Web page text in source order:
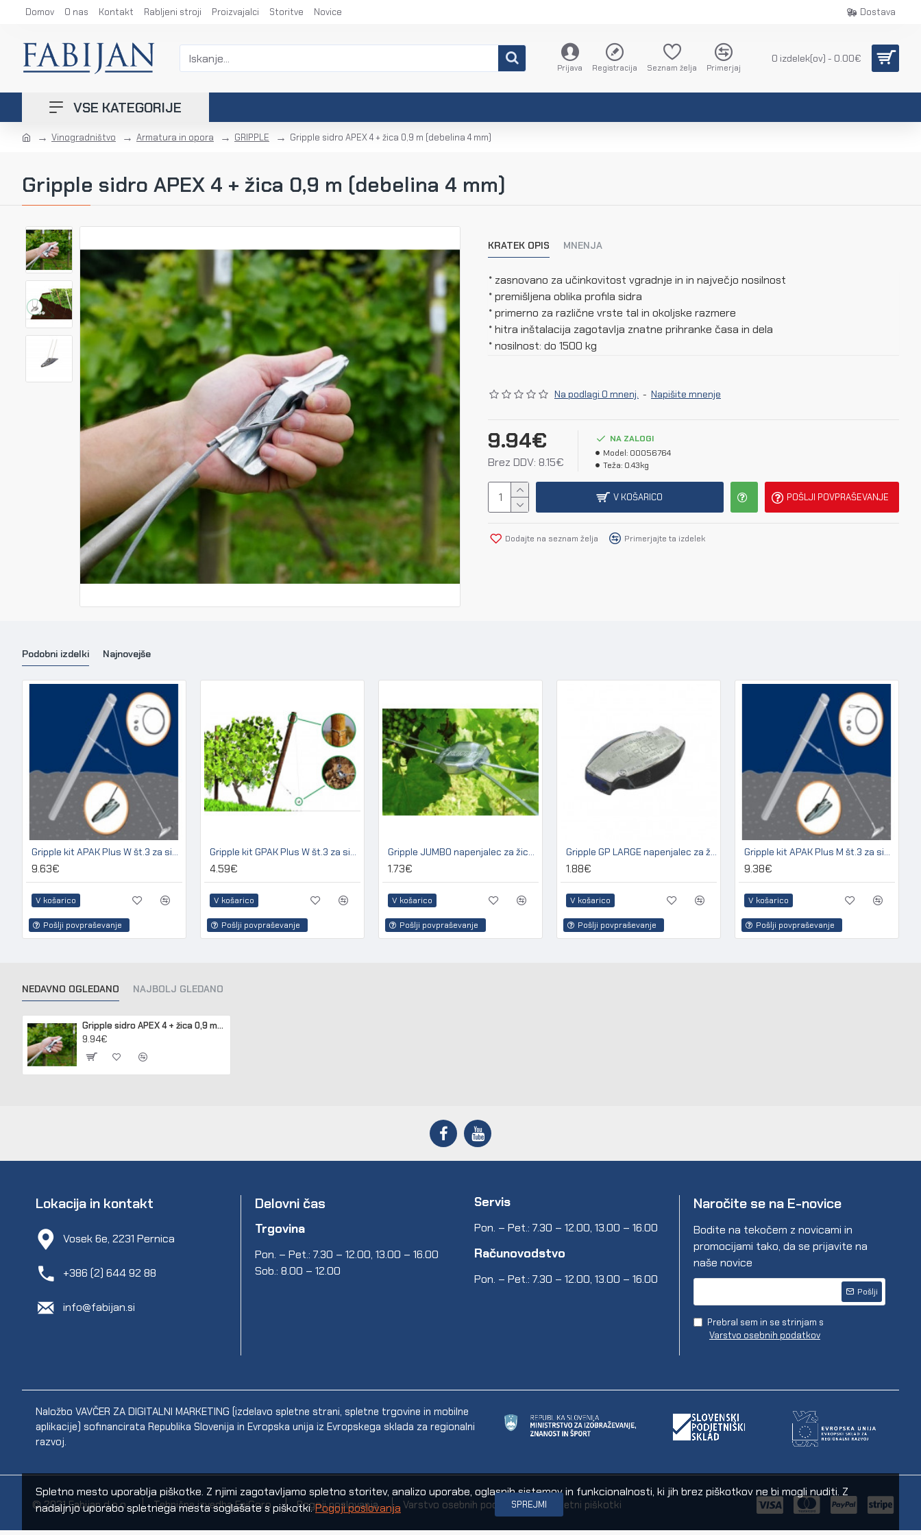
Domov O nas Kontakt Rabljeni stroji Proizvajalci Storitve Novice Dostava
Prijava Registracija Seznam želja Primerjaj
0 izdelek(ov) - 0.00€
VSE KATEGORIJE
Vinogradništvo Armatura in opora GRIPPLE Gripple sidro APEX 4 + žica 0,9 m (debelina 4 mm)
Gripple sidro APEX 4 + žica 0,9 m (debelina 4 mm)
KRATEK OPIS MNENJA
* zasnovano za učinkovitost vgradnje in in največjo nosilnost
* premišljena oblika profila sidra
* primerno za različne vrste tal in okoljske razmere
* hitra inštalacija zagotavlja znatne prihranke časa in dela
* nosilnost: do 1500 kg
Na podlagi 0 mnenj. - Napišite mnenje
9.94€
Brez DDV: 8.15€
NA ZALOGI
Model: 00056764
Teža: 0.43kg
V KOŠARICO POŠLJI POVPRAŠEVANJE
Dodajte na seznam želja Primerjajte ta izdelek
Podobni izdelki Najnovejše
Gripple kit APAK Plus W št.3 za sidranje lesenih in betonskih stebrov
9.63€
V košarico
Pošlji povpraševanje
Gripple kit GPAK Plus W št.3 za sidranje lesenih in betonskih stebrov
4.59€
V košarico
Pošlji povpraševanje
Gripple JUMBO napenjalec za žico 2,50 - 3,15 mm (pakir. 20 kos)
1.73€
V košarico
Pošlji povpraševanje
Gripple GP LARGE napenjalec za žico 3,2 - 4,2 mm (pakir. 20 kos)
1.88€
V košarico
Pošlji povpraševanje
Gripple kit APAK Plus M št.3 za sidranje kovinskih stebrov
9.38€
V košarico
Pošlji povpraševanje
NEDAVNO OGLEDANO NAJBOLJ GLEDANO
Gripple sidro APEX 4 + žica 0,9 m (debelina 4 mm)
9.94€
Lokacija in kontakt
Vosek 6e, 2231 Pernica
+386 (2) 644 92 88
info@fabijan.si
Delovni čas
Trgovina
Pon. – Pet.: 7.30 – 12.00, 13.00 – 16.00
Sob.: 8.00 – 12.00
Servis
Pon. – Pet.: 7.30 – 12.00, 13.00 – 16.00
Računovodstvo
Pon. – Pet.: 7.30 – 12.00, 13.00 – 16.00
Naročite se na E-novice
Bodite na tekočem z novicami in
promocijami tako, da se prijavite na
naše novice
Pošlji
Prebral sem in se strinjam s
Varstvo osebnih podatkov
Naložbo VAVČER ZA DIGITALNI MARKETING (izdelavo spletne strani, spletne trgovine in mobilne
aplikacije) sofinancirata Republika Slovenija in Evropska unija iz Evropskega sklada za regionalni
razvoj.
© 2021 Fabijan d.o.o. Tehnična izvedba EpiCoro Pogoji poslovanja Varstvo osebnih podatkov Spletni piškotki
SPREJMI
Spletno mesto uporablja piškotke. Z njimi zagotavljamo spletno storitev, analizo uporabe, oglasnih sistemov in funkcionalnosti, ki jih brez piškotkov ne bi mogli nuditi. Z
nadaljnjo uporabo spletnega mesta soglašate s piškotki.Pogoji poslovanja